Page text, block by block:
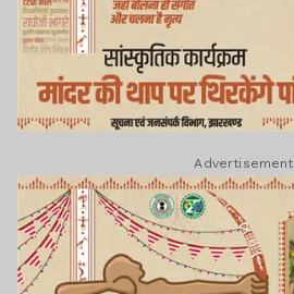
Advertisement